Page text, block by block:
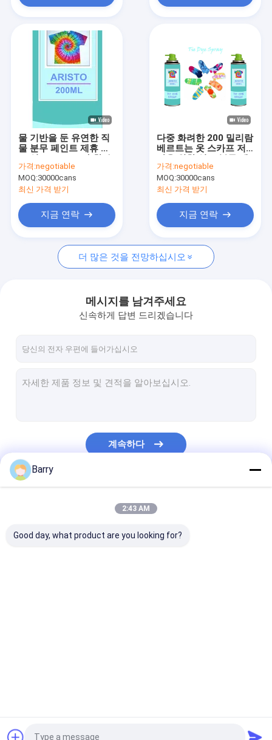
가구 세탁기술자
우레탄 폼 스프레이
실리콘 실 란 트
스프레이 접착제
폴리우레탄 실란트
개인 건강 제품
물 기반을 둔 유연한 직
물 분무 페인트 제휴 염
있습니다
가격:negotiable
MOQ:30000cans
최신 가격 받기
지금 연락
다중 화려한 200 밀리람
베르트는 옷 스카프 저
인트 DIY를 결합합니다
가격:negotiable
MOQ:30000cans
최신 가격 받기
지금 연락
더 많은 것을 전망하십시오
메시지를 남겨주세요
신속하게 답변 드리겠습니다
계속하다
Barry
2:43 AM
Good day, what product are you looking for?